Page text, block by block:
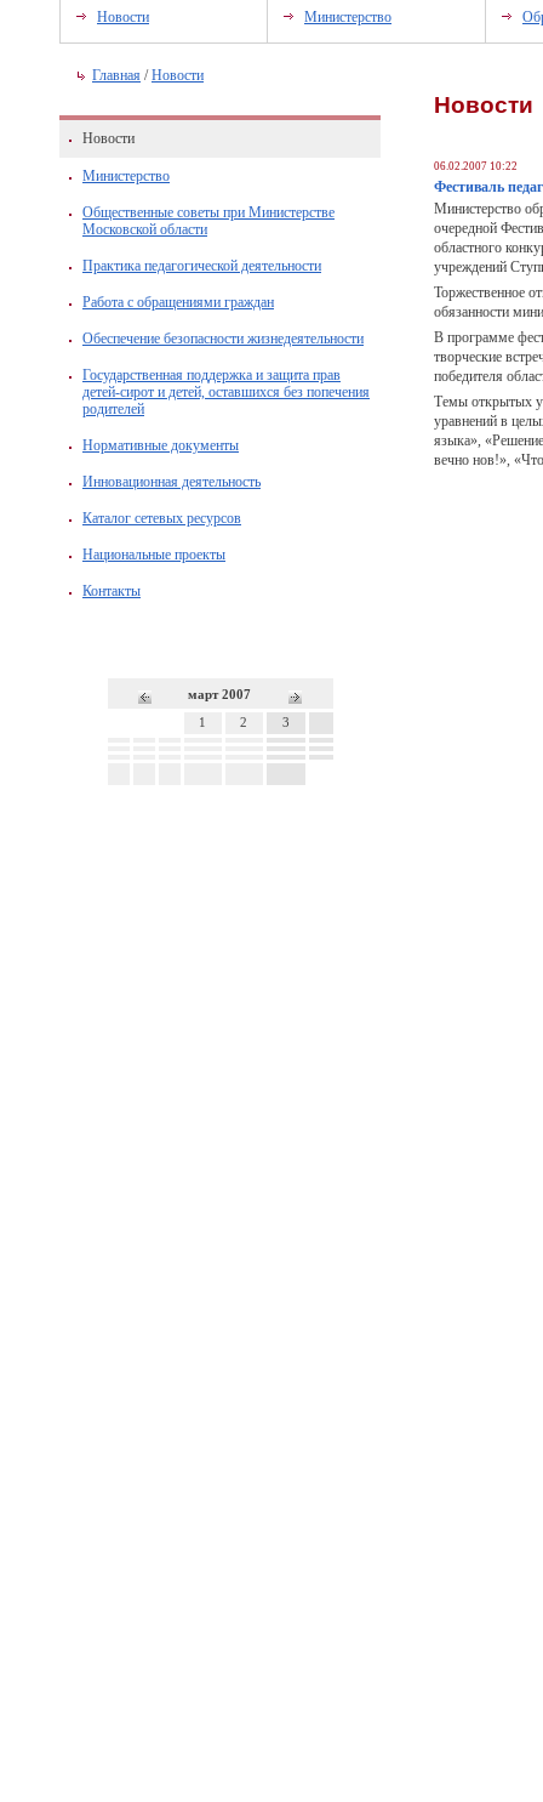
Новости Министерство
Главная /Новости
Новости
Министерство
Общественные советы при Министерстве
Московской области
Практика педагогической деятельности
Работа с обращениями граждан
Обеспечение безопасности жизнедеятельности
Государственная поддержка и защита прав
детей-сирот и детей, оставшихся без попечения
родителей
Нормативные документы
Инновационная деятельность
Каталог сетевых ресурсов
Национальные проекты
Контакты
март 2007
1 2 3
Новости
06.02.2007 10:22
Фестиваль
Министерство
очередной
областного
учреждений
Торжественное
обязанности
В программе
творческие
победителя
Темы открытых
уравнений в
языка»,
вечно нов!»,